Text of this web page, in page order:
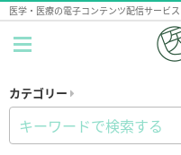
医学・医療の電子コンテンツ配信サービス
カテゴリー